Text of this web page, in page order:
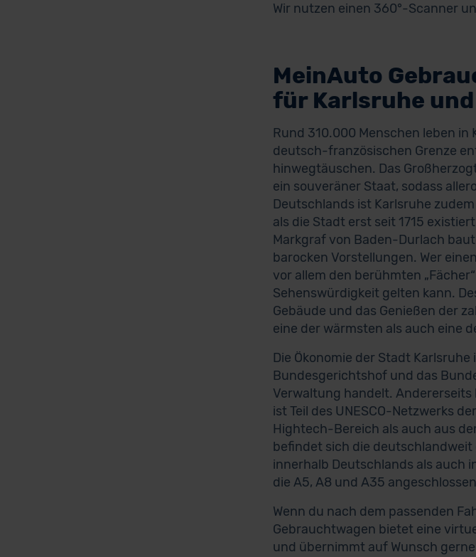
Wir nutzen einen 360°-Scanner
MeinAuto
für Karlsruhe
Rund 310.000 Menschen leben
deutsch-französischen Grenze
hinwegtäuschen. Das
ein souveräner Staat, sodass
Deutschlands ist Karlsruhe
als die Stadt erst seit 1715
Markgraf von Baden-Durlach
barocken Vorstellungen. Wer
vor allem den berühmten
Sehenswürdigkeit gelten kann.
Gebäude und das Genießen der
eine der wärmsten als auch eine
Die Ökonomie der Stadt
Bundesgerichtshof und das
Verwaltung handelt.
ist Teil des UNESCO-Netzwerks
Hightech-Bereich als auch aus
befindet sich die
innerhalb Deutschlands als auch
die A5, A8 und A35
Wenn du nach dem passenden
Gebrauchtwagen bietet eine
und übernimmt auf Wunsch